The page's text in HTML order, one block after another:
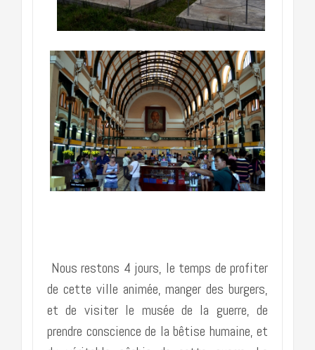
Nous restons 4 jours, le temps de profiter
de cette ville animée, manger des burgers,
et de visiter le musée de la guerre, de
prendre conscience de la bêtise humaine, et